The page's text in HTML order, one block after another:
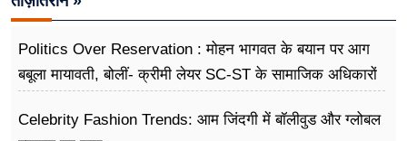
Politics Over Reservation : मोहन भागवत के बयान पर आग
बबूला मायावती, बोलीं- क्रीमी लेयर SC-ST के सामाजिक अधिकारों
Celebrity Fashion Trends: आम जिंदगी में बॉलीवुड और ग्लोबल